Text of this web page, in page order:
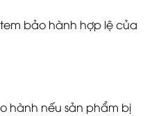
bảo hành hợp lệ của
hành nếu sản phẩm bị